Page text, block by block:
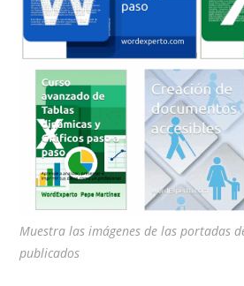
Muestra las imágenes de las portadas
publicados